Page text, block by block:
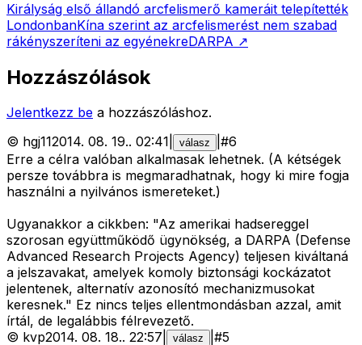
Királyság első állandó arcfelismerő kameráit telepítették
LondonbanKína szerint az arcfelismerést nem szabad
rákényszeríteni az egyénekreDARPA ↗
Hozzászólások
Jelentkezz be a hozzászóláshoz.
© hgj112014. 08. 19.. 02:41 válasz #6
Erre a célra valóban alkalmasak lehetnek. (A kétségek
persze továbbra is megmaradhatnak, hogy ki mire fogja
használni a nyilvános ismereteket.)
Ugyanakkor a cikkben: "Az amerikai hadsereggel
szorosan együttműködő ügynökség, a DARPA (Defense
Advanced Research Projects Agency) teljesen kiváltaná
a jelszavakat, amelyek komoly biztonsági kockázatot
jelentenek, alternatív azonosító mechanizmusokat
keresnek." Ez nincs teljes ellentmondásban azzal, amit
írtál, de legalábbis félrevezető.
© kvp2014. 08. 18.. 22:57 válasz #5